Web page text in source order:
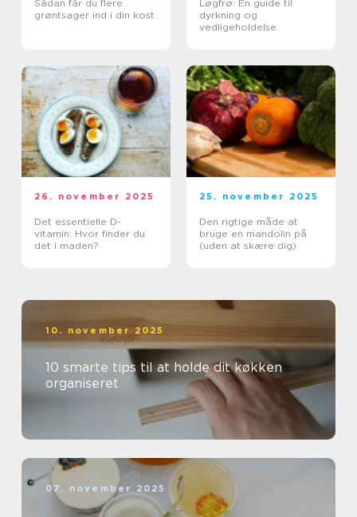
Sådan får du flere
grøntsager ind i din kost
Løgfrø: En guide til
dyrkning og
vedligeholdelse
26. november 2025
Det essentielle D-
vitamin: Hvor finder du
det i maden?
25. november 2025
Den rigtige måde at
bruge en mandolin på
(uden at skære dig)
10. november 2025
10 smarte tips til at holde dit køkken
organiseret
07. november 2025